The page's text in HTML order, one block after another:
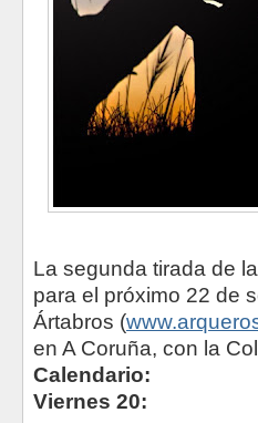
La segunda tirada de
para el próximo 22 de
Ártabros (
en A Coruña, con la
Calendario:
Viernes 20: